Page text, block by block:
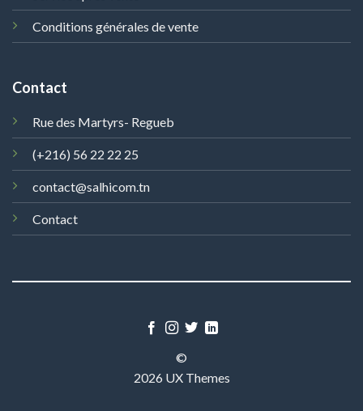
Conditions générales de vente
Contact
Rue des Martyrs- Regueb
(+216) 56 22 22 25
contact@salhicom.tn
Contact
©
2026 UX Themes